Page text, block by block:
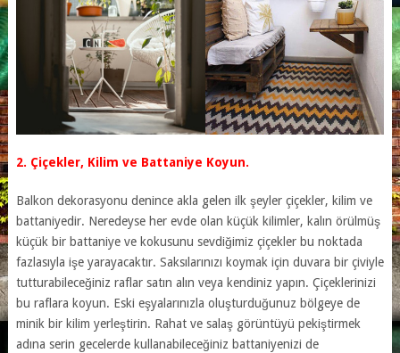
2. Çiçekler, Kilim ve Battaniye Koyun.
Balkon dekorasyonu denince akla gelen ilk şeyler çiçekler, kilim ve
battaniyedir. Neredeyse her evde olan küçük kilimler, kalın örülmüş
küçük bir battaniye ve kokusunu sevdiğimiz çiçekler bu noktada
fazlasıyla işe yarayacaktır. Saksılarınızı koymak için duvara bir çiviyle
tutturabileceğiniz raflar satın alın veya kendiniz yapın. Çiçeklerinizi
bu raflara koyun. Eski eşyalarınızla oluşturduğunuz bölgeye de
minik bir kilim yerleştirin. Rahat ve salaş görüntüyü pekiştirmek
adına serin gecelerde kullanabileceğiniz battaniyenizi de